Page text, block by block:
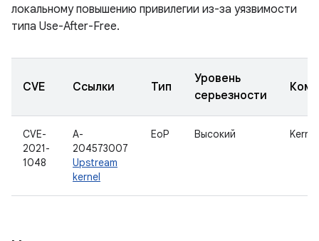
локальному повышению привилегии из-за уязвимости
типа Use-After-Free.
CVE Ссылки Тип
Уровень
серьезности
CVE-
2021-
1048
A-
204573007
Upstream
kernel
EoP Высокий Kernel